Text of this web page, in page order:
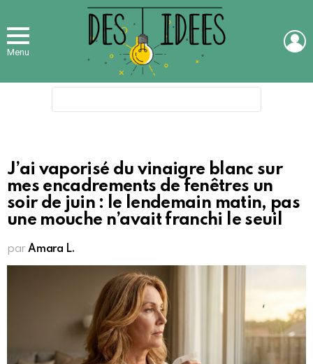
Menu
J’ai vaporisé du vinaigre blanc sur
mes encadrements de fenêtres un
soir de juin : le lendemain matin, pas
une mouche n’avait franchi le seuil
par Amara L.